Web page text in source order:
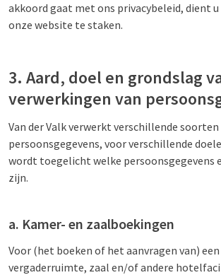
akkoord gaat met ons privacybeleid, dient
onze website te staken.
3. Aard, doel en grondslag
verwerkingen van
Van der Valk verwerkt verschillende soorten
persoonsgegevens, voor verschillende
wordt toegelicht welke persoonsgegevens
zijn.
a. Kamer- en zaalboekingen
Voor (het boeken of het aanvragen van)
vergaderruimte, zaal en/of andere